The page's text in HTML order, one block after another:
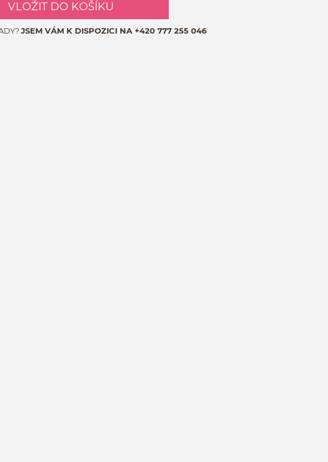
VLOŽIT DO KOŠÍKU
JSEM VÁM K DISPOZICI NA +420 777 255 046